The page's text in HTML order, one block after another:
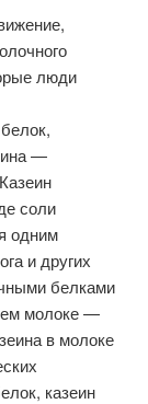
люди
—
соли
одним
и других
белками
молоке —
в молоке
казеин